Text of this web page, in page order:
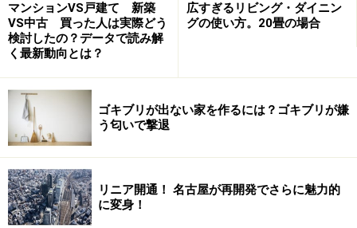
平安中期に勢力を誇った平将門は、父の遺領問題などを
た。平貞盛、藤原秀郷らに敗れて憤死した将門は、京都
四条河原で晒し首になるものの、３日後にその首は白光
を放ち、東国の地にまで飛んで来たとのことです。その
途中、力尽きて首が落ちたのが武蔵国のこの地だとのこ
と。
マンションVS戸建て 新築
VS中古 買った人は実際どう
検討したの？データで読み解
く最新動向とは？
広すぎるリビング・ダイニン
グの使い方。20畳の場合
ゴキブリが出ない家を作るには？ゴキブリが嫌
う匂いで撃退
リニア開通！ 名古屋が再開発でさらに魅力的
に変身！